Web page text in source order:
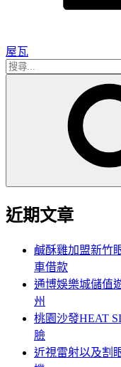
屋瓦
搜
近期文章
鹹酥雞加盟新竹
車借款
通博娛樂城儲值
州
桃園沙發HEAT
臉
近視雷射以及割